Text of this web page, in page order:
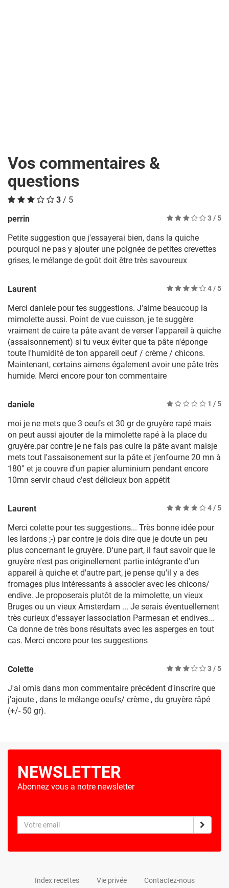
Vos commentaires &
questions
3 / 5
perrin
3/ 5
Petite suggestion que j'essayerai bien, dans la quiche
pourquoi ne pas y ajouter une poignée de petites crevettes
grises, le mélange de goût doit être très savoureux
Laurent 4/ 5
Merci daniele pour tes suggestions. J'aime beaucoup la
mimolette aussi. Point de vue cuisson, je te suggère
vraiment de cuire ta pâte avant de verser l'appareil à quiche
(assaisonnement) si tu veux éviter que ta pâte n'éponge
toute l'humidité de ton appareil oeuf / crème / chicons.
Maintenant, certains aimens également avoir une pâte très
humide. Merci encore pour ton commentaire
daniele 1 / 5
moi je ne mets que 3 oeufs et 30 gr de gruyère rapé mais
on peut aussi ajouter de la mimolette rapé à la place du
gruyère.par contre je ne fais pas cuire la pâte avant maisje
mets tout l'assaisonement sur la pâte et j'enfourne 20 mn à
180° et je couvre d'un papier aluminium pendant encore
10mn servir chaud c'est délicieux bon appétit
Laurent 4/ 5
Merci colette pour tes suggestions... Très bonne idée pour
les lardons ;-) par contre je dois dire que je doute un peu
plus concernant le gruyère. D'une part, il faut savoir que le
gruyère n'est pas originellement partie intégrante d'un
appareil à quiche et d'autre part, je pense qu'il y a des
fromages plus intéressants à associer avec les chicons/
endive. Je proposerais plutôt de la mimolette, un vieux
Bruges ou un vieux Amsterdam ... Je serais éventuellement
très curieux d'essayer lassociation Parmesan et endives...
Ca donne de très bons résultats avec les asperges en tout
cas. Merci encore pour tes suggestions
Colette 3/ 5
J'ai omis dans mon commentaire précédent d'inscrire que
j'ajoute , dans le mélange oeufs/ crème , du gruyère râpé
(+/- 50 gr).
NEWSLETTER
Abonnez vous a notre newsletter
Index recettes Vie privée Contactez-nous